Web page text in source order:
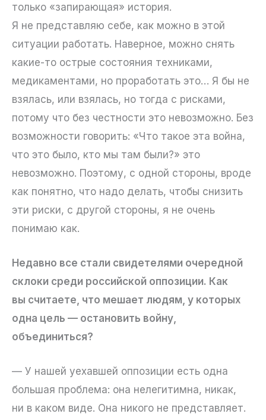
только «запирающая» история.
Я не представляю себе, как можно в этой
ситуации работать. Наверное, можно снять
какие-то острые состояния техниками,
медикаментами, но проработать это… Я бы не
взялась, или взялась, но тогда с рисками,
потому что без честности это невозможно. Без
возможности говорить: «Что такое эта война,
что это было, кто мы там были?» это
невозможно. Поэтому, с одной стороны, вроде
как понятно, что надо делать, чтобы снизить
эти риски, с другой стороны, я не очень
понимаю как.
Недавно все стали свидетелями очередной
склоки среди российской оппозиции. Как
вы считаете, что мешает людям, у которых
одна цель — остановить войну,
объединиться?
— У нашей уехавшей оппозиции есть одна
большая проблема: она нелегитимна, никак,
ни в каком виде. Она никого не представляет.